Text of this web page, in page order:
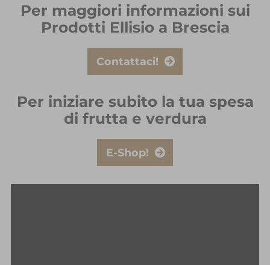
Per maggiori informazioni sui
Prodotti Ellisio a Brescia
Contattaci!
Per iniziare subito la tua spesa
di frutta e verdura
E-Shop!